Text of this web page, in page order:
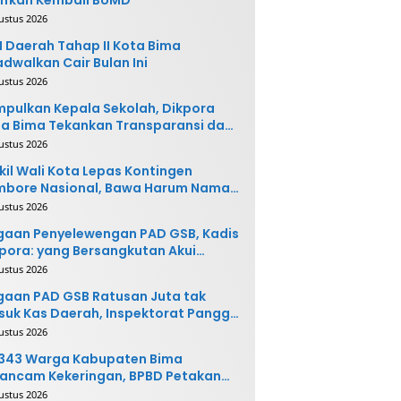
2026
Daerah Tahap II Kota Bima
Cair Bulan Ini
2026
Kepala Sekolah, Dikpora
Bima Tekankan Transparansi dan
2026
Wali Kota Lepas Kontingen
Nasional, Bawa Harum Nama
Bima
2026
Penyelewengan PAD GSB, Kadis
yang Bersangkutan Akui
dan Siap
2026
PAD GSB Ratusan Juta tak
Kas Daerah, Inspektorat Panggil
Terkait
2026
Warga Kabupaten Bima
Kekeringan, BPBD Petakan
Rawan
2026